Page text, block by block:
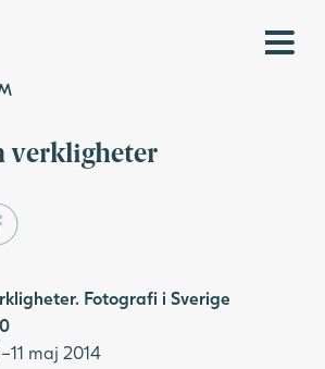
verkligheter
Fotografi i Sverige
maj 2014